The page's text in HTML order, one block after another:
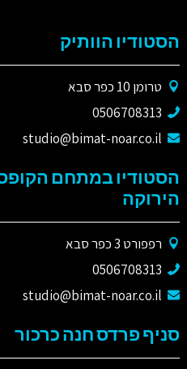
הסטודיו הוותיק
טרומן 10 כפר סבא
0506708313
studio@bimat-noar.co.il
הסטודיו במתחם
הירוקה
רפפורט 3 כפר סבא
0506708313
studio@bimat-noar.co.il
סניף פרדס חנה כרכור